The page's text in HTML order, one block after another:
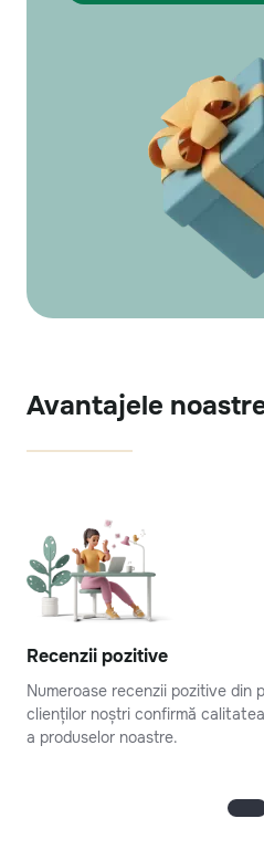
Avantajele
Recenzii pozitive
Numeroase recenzii pozitive din
clienților noștri confirmă
a produselor noastre.